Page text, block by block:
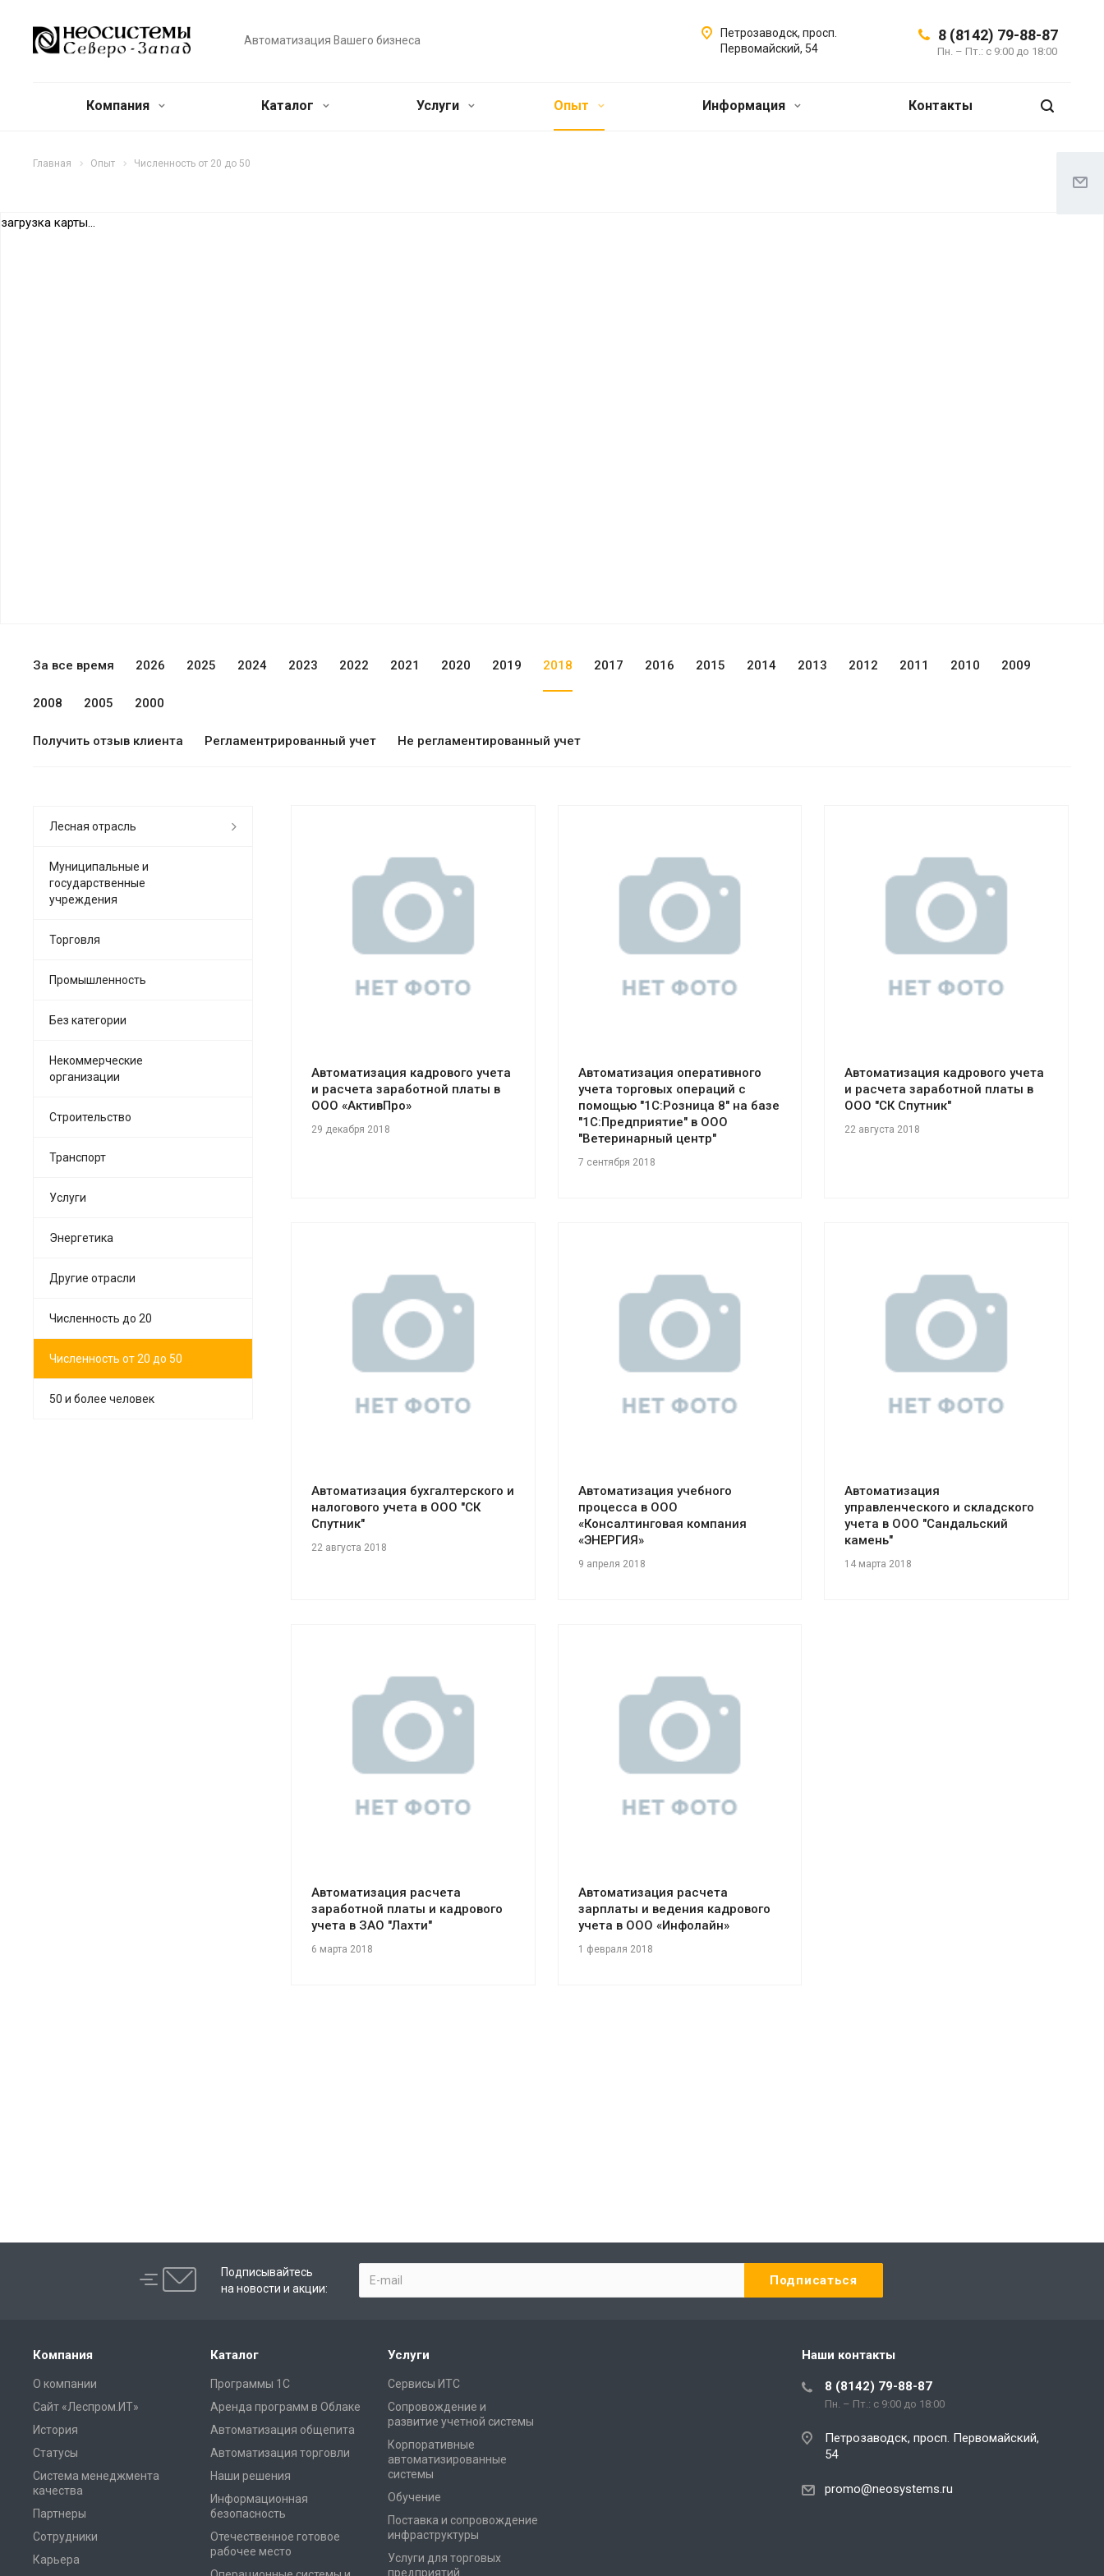
Автоматизация Вашего бизнеса 8 (8142) 79-88-87
Пн. – Пт.: с 9:00 до 18:00
Петрозаводск, просп.
Первомайский, 54
Компания Каталог Услуги Опыт Информация Контакты
Главная Опыт Численность от 20 до 50
загрузка карты...
За все время 2026 2025 2024 2023 2022 2021 2020 2019 2018 2017 2016 2015 2014 2013 2012 2011 2010 2009
2008 2005 2000
Получить отзыв клиента Регламентрированный учет Не регламентированный учет
Смотреть проект
Автоматизация кадрового учета
и расчета заработной платы в
ООО «АктивПро»
29 декабря 2018
Смотреть проект
Автоматизация оперативного
учета торговых операций с
помощью "1С:Розница 8" на базе
"1С:Предприятие" в ООО
"Ветеринарный центр"
7 сентября 2018
Смотреть проект
Автоматизация кадрового учета
и расчета заработной платы в
ООО "СК Спутник"
22 августа 2018
Смотреть проект
Автоматизация бухгалтерского и
налогового учета в ООО "СК
Спутник"
22 августа 2018
Смотреть проект
Автоматизация учебного
процесса в ООО
«Консалтинговая компания
«ЭНЕРГИЯ»
9 апреля 2018
Смотреть проект
Автоматизация
управленческого и складского
учета в ООО "Сандальский
камень"
14 марта 2018
Смотреть проект
Автоматизация расчета
заработной платы и кадрового
учета в ЗАО "Лахти"
6 марта 2018
Смотреть проект
Автоматизация расчета
зарплаты и ведения кадрового
учета в ООО «Инфолайн»
1 февраля 2018
Лесная отрасль
Муниципальные и
государственные
учреждения
Торговля
Промышленность
Без категории
Некоммерческие
организации
Строительство
Транспорт
Услуги
Энергетика
Другие отрасли
Численность до 20
Численность от 20 до 50
50 и более человек
Подписывайтесь
на новости и акции:
Компания
О компании
Сайт «Леспром.ИТ»
История
Статусы
Система менеджмента
качества
Партнеры
Сотрудники
Карьера
Каталог
Программы 1С
Аренда программ в Облаке
Автоматизация общепита
Автоматизация торговли
Наши решения
Информационная
безопасность
Отечественное готовое
рабочее место
Услуги
Сервисы ИТС
Сопровождение и
развитие учетной системы
Корпоративные
автоматизированные
системы
Обучение
Поставка и сопровождение
инфраструктуры
Услуги для торговых
предприятий
Наши контакты
8 (8142) 79-88-87
Пн. – Пт.: с 9:00 до 18:00
Петрозаводск, просп. Первомайский,
54
promo@neosystems.ru